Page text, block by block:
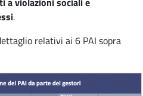
.
relativi ai 6 PAI sopra